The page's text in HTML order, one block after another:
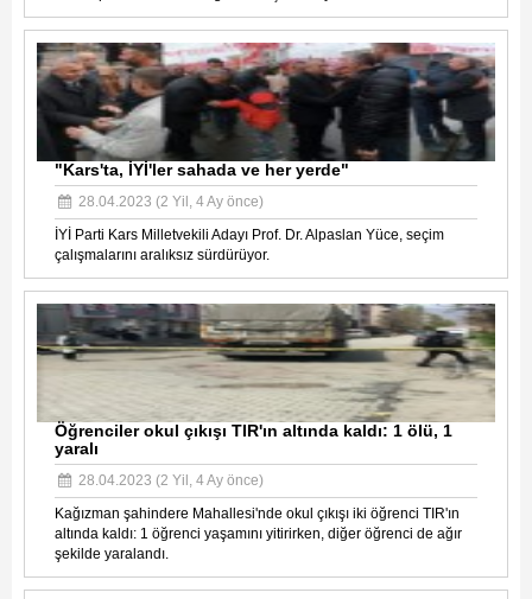
"Kars'ta, İYİ'ler sahada ve her yerde"
28.04.2023 (2 Yil, 4 Ay önce)
İYİ Parti Kars Milletvekili Adayı Prof. Dr. Alpaslan Yüce, seçim
çalışmalarını aralıksız sürdürüyor.
Öğrenciler okul çıkışı TIR'ın altında kaldı: 1 ölü, 1
yaralı
28.04.2023 (2 Yil, 4 Ay önce)
Kağızman şahindere Mahallesi'nde okul çıkışı iki öğrenci TIR'ın
altında kaldı: 1 öğrenci yaşamını yitirirken, diğer öğrenci de ağır
şekilde yaralandı.